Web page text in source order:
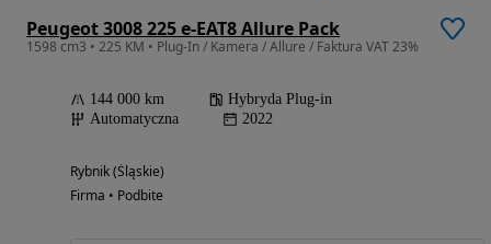
Peugeot 3008 225 e-EAT8 Allure Pack
1598 cm3 • 225 KM • Plug-In / Kamera / Allure / Faktura VAT 23%
144 000 km
Hybryda Plug-in
Automatyczna
2022
Rybnik (Śląskie)
Firma • Podbite